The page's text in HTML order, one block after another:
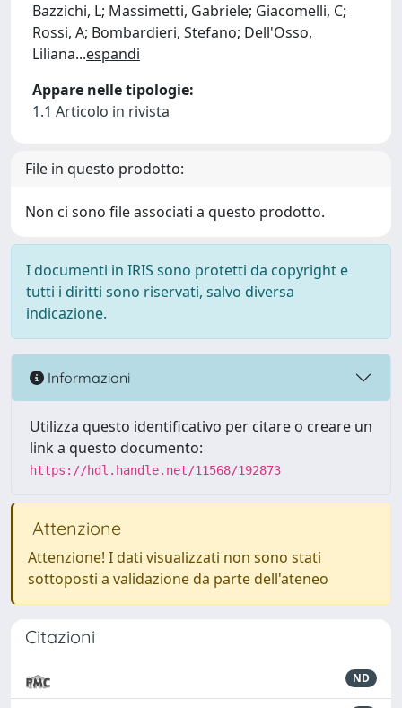
Bazzichi, L; Massimetti, Gabriele; Giacomelli, C;
Rossi, A; Bombardieri, Stefano; Dell'Osso,
Liliana...espandi
Appare nelle tipologie:
1.1 Articolo in rivista
File in questo prodotto:
Non ci sono file associati a questo prodotto.
I documenti in IRIS sono protetti da copyright e
tutti i diritti sono riservati, salvo diversa
indicazione.
Informazioni
Utilizza questo identificativo per citare o creare un
link a questo documento:
https://hdl.handle.net/11568/192873
Attenzione
Attenzione! I dati visualizzati non sono stati
sottoposti a validazione da parte dell'ateneo
Citazioni
ND